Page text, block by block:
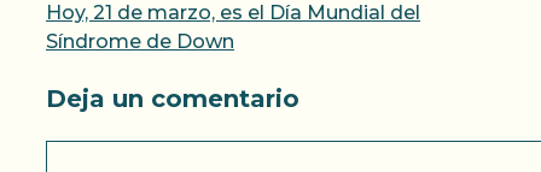
Hoy, 21 de marzo, es el Día Mundial del
Síndrome de Down
Deja un comentario